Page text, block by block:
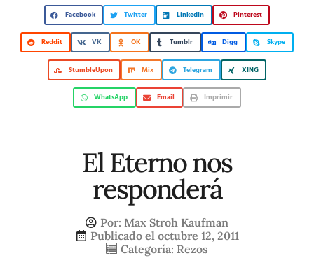
Facebook Twitter LinkedIn Pinterest
Reddit VK OK Tumblr Digg Skype
StumbleUpon Mix Telegram XING
WhatsApp Email Imprimir
El Eterno nos
responderá
Por: Max Stroh Kaufman
Publicado el octubre 12, 2011
Categoría: Rezos